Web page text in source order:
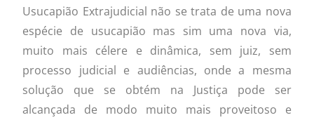
Usucapião Extrajudicial não se trata de uma nova
espécie de usucapião mas sim uma nova via,
muito mais célere e dinâmica, sem juiz, sem
processo judicial e audiências, onde a mesma
solução que se obtém na Justiça pode ser
alcançada de modo muito mais proveitoso e